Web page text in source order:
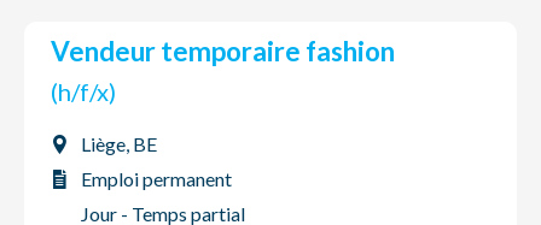
Mon AGO
Contact
EN
vendeur temporaire fashion
(h/f/x)
Liège, BE
Emploi permanent
Jour - Temps partial